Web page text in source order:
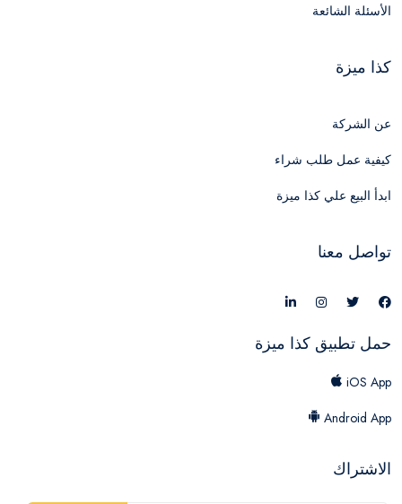
الأسئلة الشائعة
كذا ميزة
عن الشركة
كيفية عمل طلب شراء
ابدأ البيع علي كذا ميزة
تواصل معنا
حمل تطبيق كذا ميزة
iOS App
Android App
الاشتراك